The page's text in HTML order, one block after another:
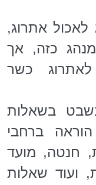
אתרוג,
כזה, אך
כשר
בשאלות
ברחבי
חנטה, מועד
ועוד שאלות